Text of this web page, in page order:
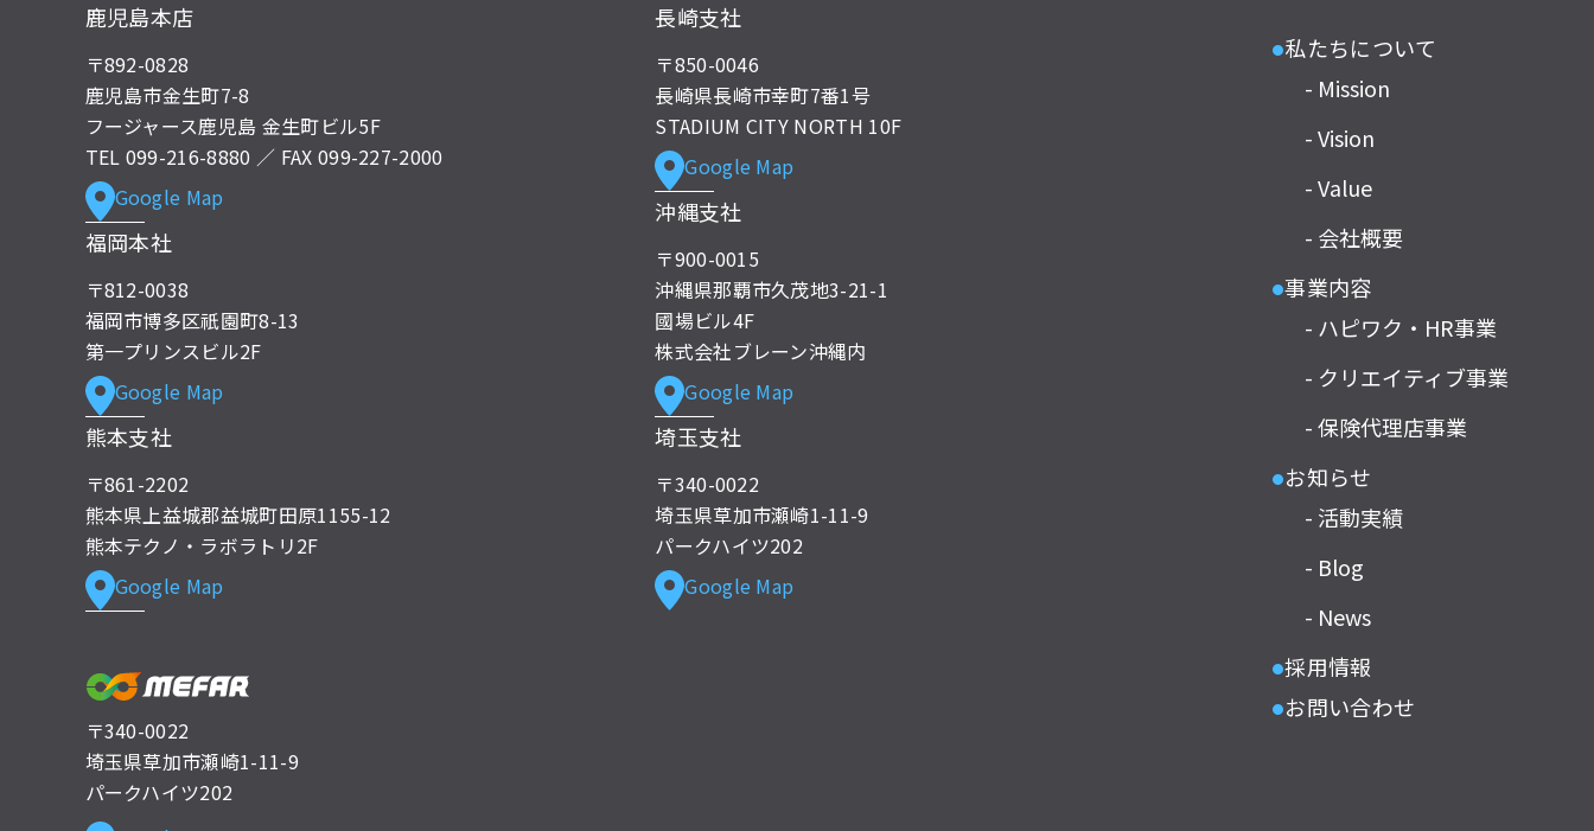
鹿児島本店
〒892-0828
鹿児島市金生町7-8
フージャース鹿児島 金生町ビル5F
TEL 099-216-8880 ／ FAX 099-227-2000
Google Map
福岡本社
〒812-0038
福岡市博多区祇園町8-13
第一プリンスビル2F
Google Map
熊本支社
〒861-2202
熊本県上益城郡益城町田原1155-12
熊本テクノ・ラボラトリ2F
Google Map
長崎支社
〒850-0046
長崎県長崎市幸町7番1号
STADIUM CITY NORTH 10F
Google Map
沖縄支社
〒900-0015
沖縄県那覇市久茂地3-21-1
國場ビル4F
株式会社ブレーン沖縄内
Google Map
埼玉支社
〒340-0022
埼玉県草加市瀬崎1-11-9
パークハイツ202
Google Map
〒340-0022
埼玉県草加市瀬崎1-11-9
パークハイツ202
●私たちについて
- Mission
- Vision
- Value
- 会社概要
●事業内容
- ハピワク・HR事業
- クリエイティブ事業
- 保険代理店事業
● お知らせ
- 活動実績
- Blog
- News
●採用情報
● お問い合わせ